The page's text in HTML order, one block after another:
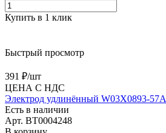
Купить в 1 клик
Быстрый просмотр
391 ₽/шт
ЦЕНА С НДС
Электрод удлинённый W03X0893-57A
Есть в наличии
Арт. BT0004248